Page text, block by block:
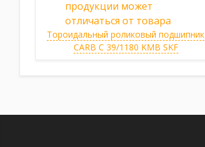
Тороидальный роликовый подшипник
CARB C 39/1180 KMB SKF